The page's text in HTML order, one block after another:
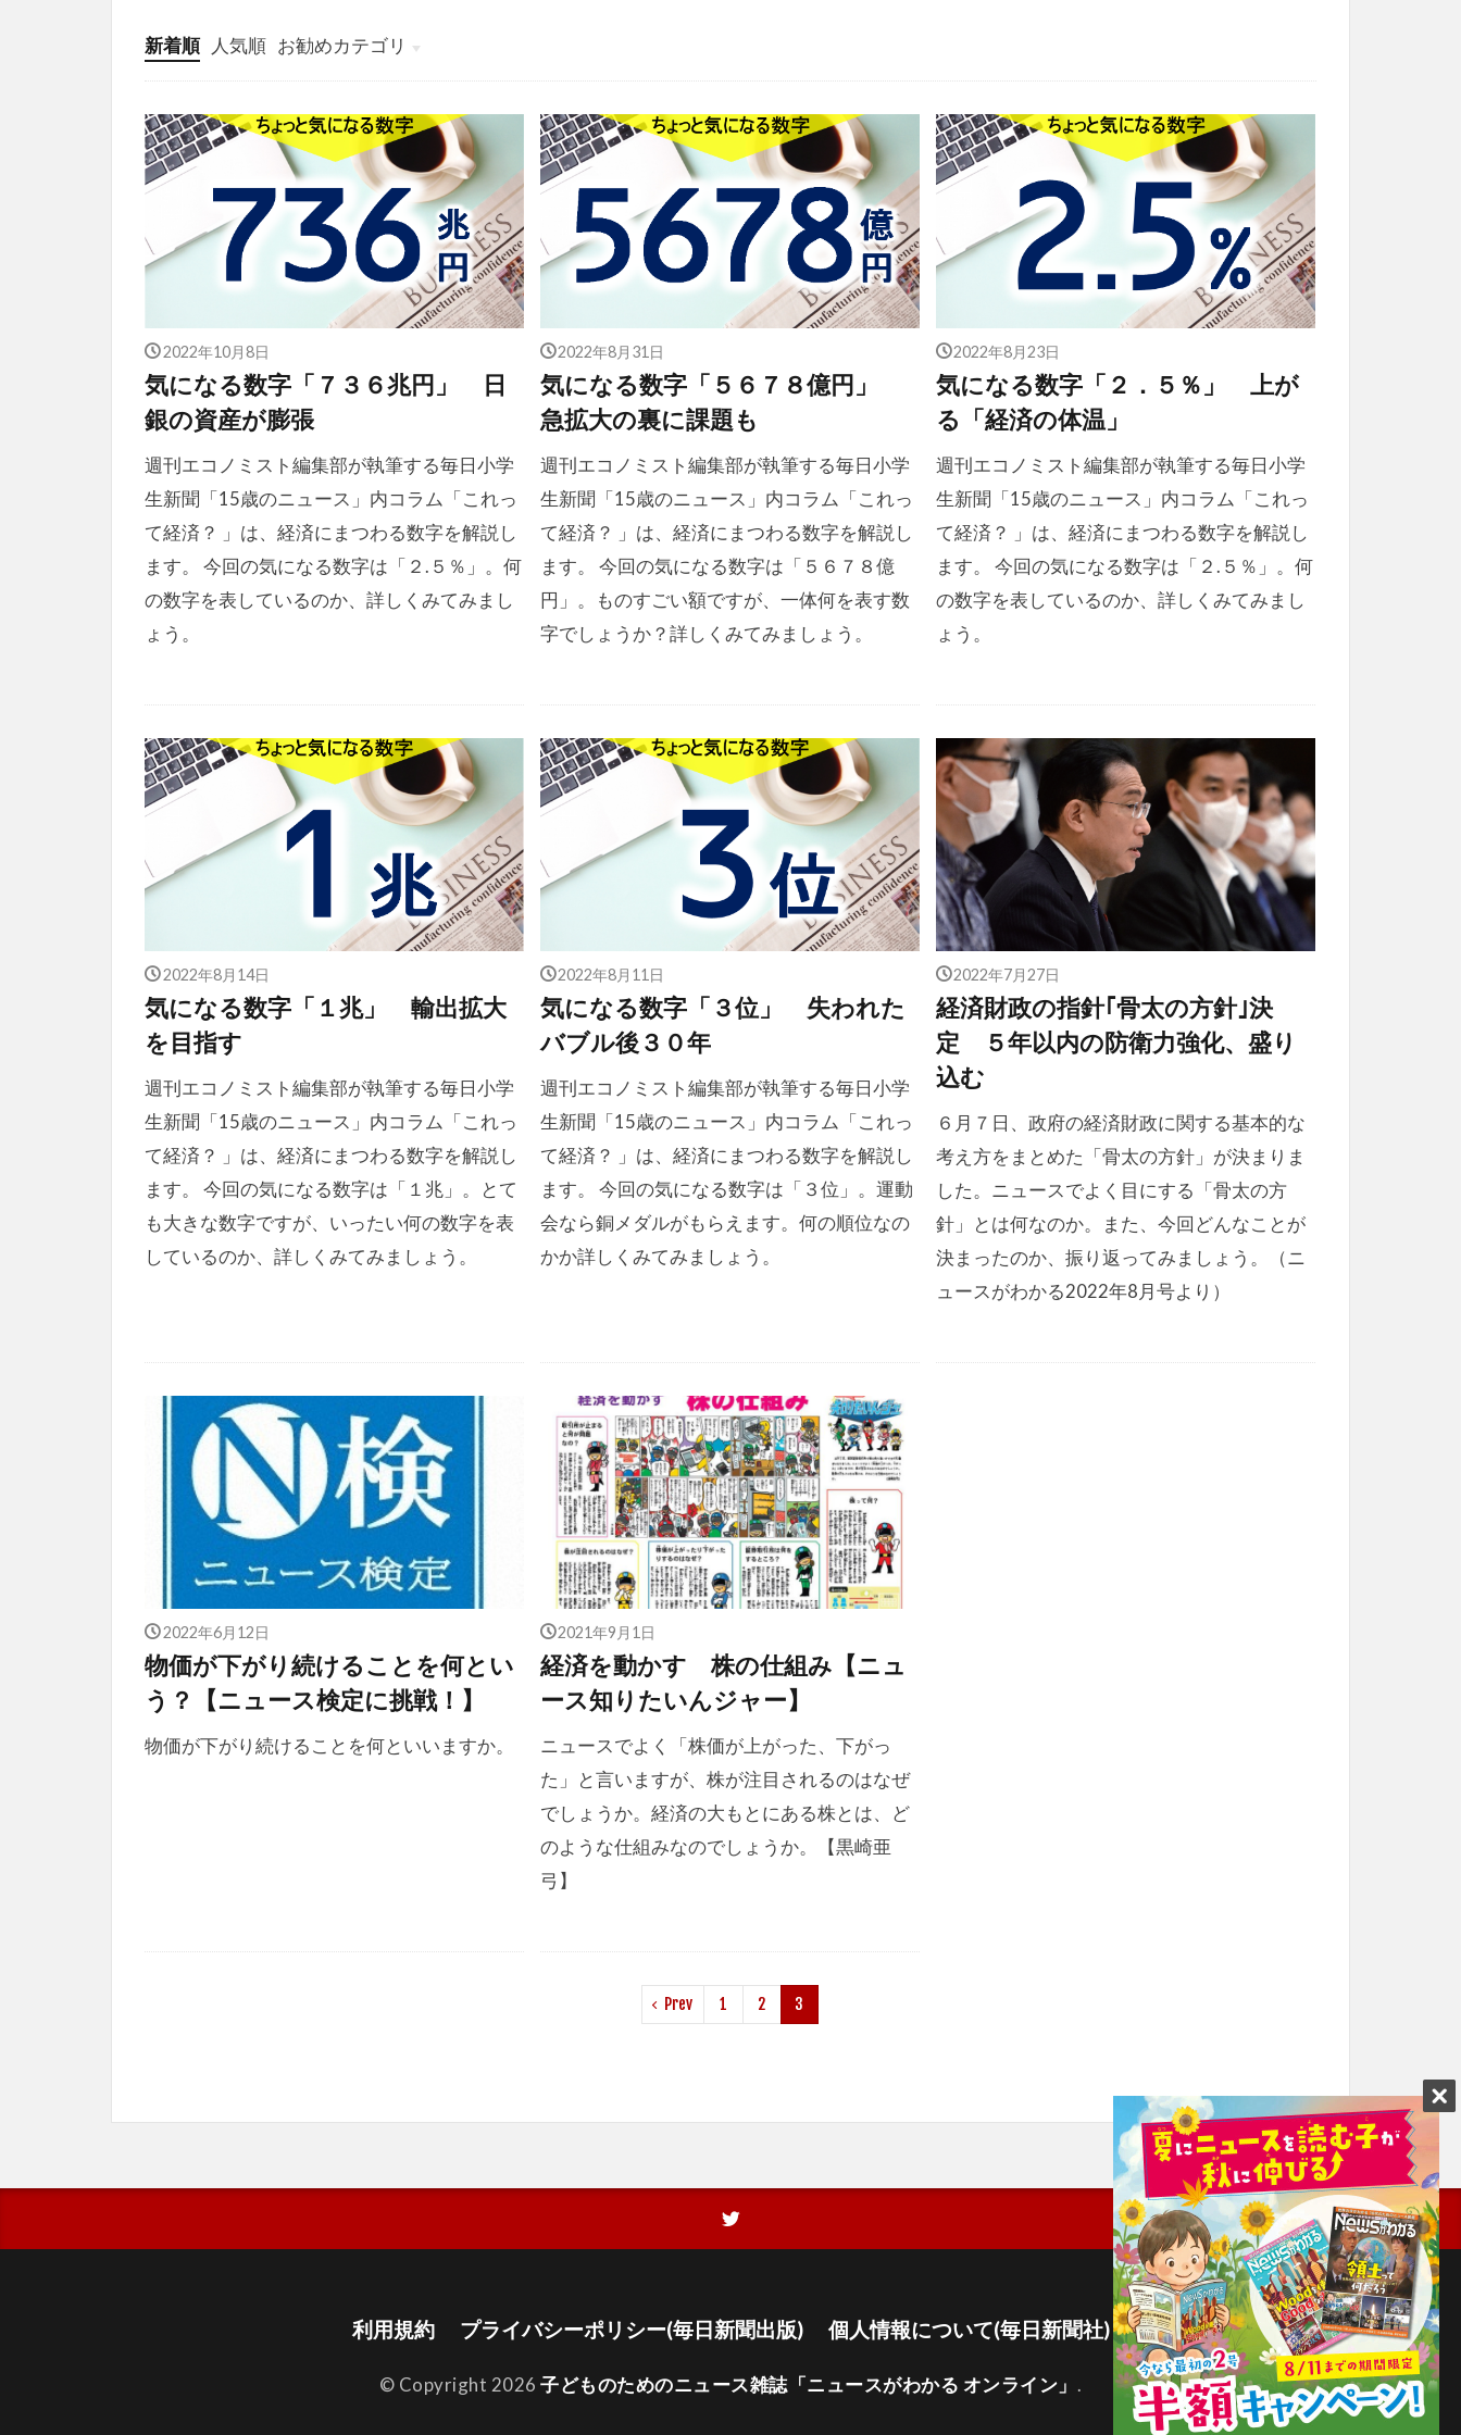
新着順 人気順 お勧めカテゴリ
投稿
学び
マンガ
電子書籍
2022年10月8日
気になる数字「７３６兆円」 日
銀の資産が膨張
週刊エコノミスト編集部が執筆する毎日小学
生新聞「15歳のニュース」内コラム「これっ
て経済？ 」は、経済にまつわる数字を解説し
ます。 今回の気になる数字は「２.５％」。何
の数字を表しているのか、詳しくみてみまし
ょう。
2022年8月31日
気になる数字「５６７８億円」
急拡大の裏に課題も
週刊エコノミスト編集部が執筆する毎日小学
生新聞「15歳のニュース」内コラム「これっ
て経済？ 」は、経済にまつわる数字を解説し
ます。 今回の気になる数字は「５６７８億
円」。ものすごい額ですが、一体何を表す数
字でしょうか？詳しくみてみましょう。
2022年8月23日
気になる数字「２．５％」 上が
る「経済の体温」
週刊エコノミスト編集部が執筆する毎日小学
生新聞「15歳のニュース」内コラム「これっ
て経済？ 」は、経済にまつわる数字を解説し
ます。 今回の気になる数字は「２.５％」。何
の数字を表しているのか、詳しくみてみまし
ょう。
2022年8月14日
気になる数字「１兆」 輸出拡大
を目指す
週刊エコノミスト編集部が執筆する毎日小学
生新聞「15歳のニュース」内コラム「これっ
て経済？ 」は、経済にまつわる数字を解説し
ます。 今回の気になる数字は「１兆」。とて
も大きな数字ですが、いったい何の数字を表
しているのか、詳しくみてみましょう。
2022年8月11日
気になる数字「３位」 失われた
バブル後３０年
週刊エコノミスト編集部が執筆する毎日小学
生新聞「15歳のニュース」内コラム「これっ
て経済？ 」は、経済にまつわる数字を解説し
ます。 今回の気になる数字は「３位」。運動
会なら銅メダルがもらえます。何の順位なの
かか詳しくみてみましょう。
2022年7月27日
経済財政の指針｢骨太の方針｣決
定 ５年以内の防衛力強化、盛り
込む
６月７日、政府の経済財政に関する基本的な
考え方をまとめた「骨太の方針」が決まりま
した。ニュースでよく目にする「骨太の方
針」とは何なのか。また、今回どんなことが
決まったのか、振り返ってみましょう。（ニ
ュースがわかる2022年8月号より）
2022年6月12日
物価が下がり続けることを何とい
う？【ニュース検定に挑戦！】
物価が下がり続けることを何といいますか。
2021年9月1日
経済を動かす 株の仕組み【ニュ
ース知りたいんジャー】
ニュースでよく「株価が上がった、下がっ
た」と言いますが、株が注目されるのはなぜ
でしょうか。経済の大もとにある株とは、ど
のような仕組みなのでしょうか。【黒崎亜
弓】
Prev 1 2 3
利用規約 プライバシーポリシー(毎日新聞出版) 個人情報について(毎日新聞社)
© Copyright 2026子どものためのニュース雑誌「ニュースがわかる オンライン」 .